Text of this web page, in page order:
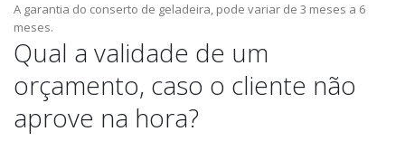
A garantia do conserto de geladeira, pode variar de 3 meses a 6
meses.
Qual a validade de um
orçamento, caso o cliente não
aprove na hora?